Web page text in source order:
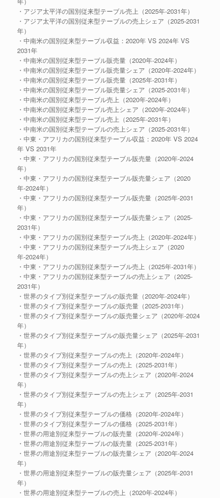
・アジア太平洋の国別従来型テーブル売上（2025年-2031年）
・アジア太平洋の国別従来型テーブルの売上シェア（2025-2031
年）
・中南米の国別従来型テーブル収益：2020年 VS 2024年 VS
2031年
・中南米の国別従来型テーブル販売量（2020年-2024年）
・中南米の国別従来型テーブル販売量シェア（2020年-2024年）
・中南米の国別従来型テーブル販売量（2025年-2031年）
・中南米の国別従来型テーブル販売量シェア（2025-2031年）
・中南米の国別従来型テーブル売上（2020年-2024年）
・中南米の国別従来型テーブル売上シェア（2020年-2024年）
・中南米の国別従来型テーブル売上（2025年-2031年）
・中南米の国別従来型テーブルの売上シェア（2025-2031年）
・中東・アフリカの国別従来型テーブル収益：2020年 VS 2024
年 VS 2031年
・中東・アフリカの国別従来型テーブル販売量（2020年-2024
年）
・中東・アフリカの国別従来型テーブル販売量シェア（2020
年-2024年）
・中東・アフリカの国別従来型テーブル販売量（2025年-2031
年）
・中東・アフリカの国別従来型テーブル販売量シェア（2025-
2031年）
・中東・アフリカの国別従来型テーブル売上（2020年-2024年）
・中東・アフリカの国別従来型テーブル売上シェア（2020
年-2024年）
・中東・アフリカの国別従来型テーブル売上（2025年-2031年）
・中東・アフリカの国別従来型テーブルの売上シェア（2025-
2031年）
・世界のタイプ別従来型テーブルの販売量（2020年-2024年）
・世界のタイプ別従来型テーブルの販売量（2025-2031年）
・世界のタイプ別従来型テーブルの販売量シェア（2020年-2024
年）
・世界のタイプ別従来型テーブルの販売量シェア（2025年-2031
年）
・世界のタイプ別従来型テーブルの売上（2020年-2024年）
・世界のタイプ別従来型テーブルの売上（2025-2031年）
・世界のタイプ別従来型テーブルの売上シェア（2020年-2024
年）
・世界のタイプ別従来型テーブルの売上シェア（2025年-2031
年）
・世界のタイプ別従来型テーブルの価格（2020年-2024年）
・世界のタイプ別従来型テーブルの価格（2025-2031年）
・世界の用途別従来型テーブルの販売量（2020年-2024年）
・世界の用途別従来型テーブルの販売量（2025-2031年）
・世界の用途別従来型テーブルの販売量シェア（2020年-2024
年）
・世界の用途別従来型テーブルの販売量シェア（2025年-2031
年）
・世界の用途別従来型テーブルの売上（2020年-2024年）